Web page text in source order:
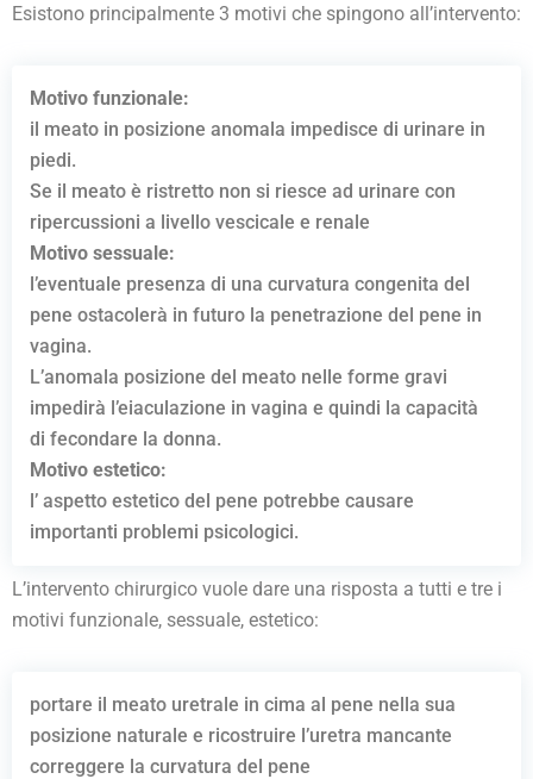
Esistono principalmente 3 motivi che spingono all’intervento:
Motivo funzionale:
il meato in posizione anomala impedisce di urinare in
piedi.
Se il meato è ristretto non si riesce ad urinare con
ripercussioni a livello vescicale e renale
Motivo sessuale:
l’eventuale presenza di una curvatura congenita del
pene ostacolerà in futuro la penetrazione del pene in
vagina.
L’anomala posizione del meato nelle forme gravi
impedirà l’eiaculazione in vagina e quindi la capacità
di fecondare la donna.
Motivo estetico:
l’ aspetto estetico del pene potrebbe causare
importanti problemi psicologici.
L’intervento chirurgico vuole dare una risposta a tutti e tre i
motivi funzionale, sessuale, estetico:
portare il meato uretrale in cima al pene nella sua
posizione naturale e ricostruire l’uretra mancante
correggere la curvatura del pene